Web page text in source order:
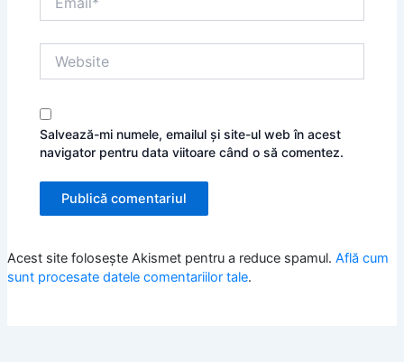
Salvează-mi numele, emailul și site-ul web în acest
navigator pentru data viitoare când o să comentez.
Acest site folosește Akismet pentru a reduce spamul. Află cum
sunt procesate datele comentariilor tale.